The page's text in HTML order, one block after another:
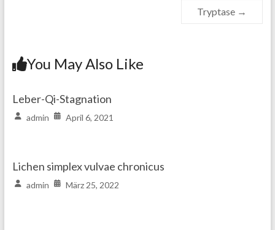
Tryptase →
You May Also Like
Leber-Qi-Stagnation
admin April 6, 2021
Lichen simplex vulvae chronicus
admin März 25, 2022